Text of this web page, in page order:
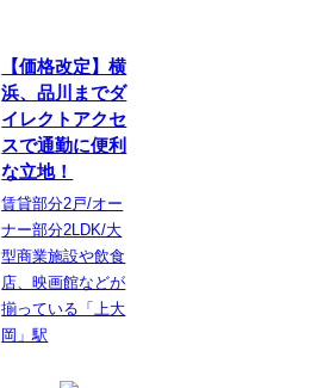
【価格改定】横
浜、品川までダ
イレクトアクセ
スで通勤に便利
な立地！
賃貸部分2戸/オー
ナー部分2LDK/大
型商業施設や飲食
店、映画館などが
揃っている「上大
岡」駅